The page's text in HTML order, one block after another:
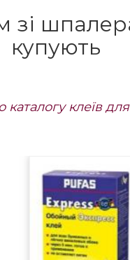
зі
купують
каталогу клеїв